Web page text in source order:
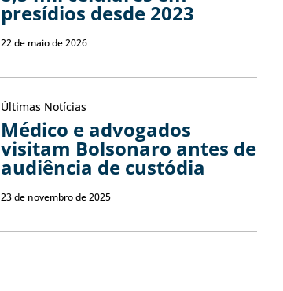
presídios desde 2023
22 de maio de 2026
Últimas Notícias
Médico e advogados
visitam Bolsonaro antes de
audiência de custódia
23 de novembro de 2025